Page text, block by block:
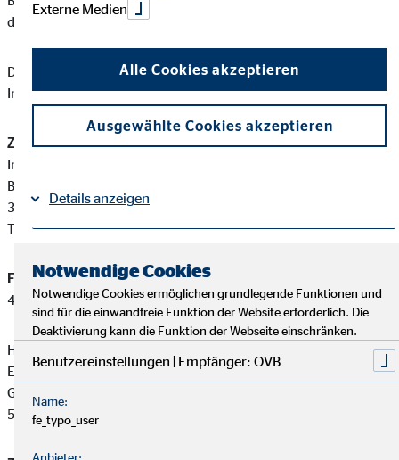
d GewO, §§ 59 - 68 VVG, VersVermV
Diese berufsrechtlichen Regelungen können Sie auf folgender
Internetseite einsehen:www.gesetze-im-internet.de
Zuständige Erlaubnisbehörde:
Industrie- und Handelskammer Braunschweig
Brabandtstraße 11
38100 Braunschweig
Tel: +49 531 4715-0
Finanzanlagenvermittler-Registernummer:
40
Hans-Jörg Rummler ist ein Finanzanlagenvermittler mit
Erlaubnispflicht nach § 34 f Abs. 1 Satz 1 Nummer 1 und 2
GewO, eingetragen in das Vermittlerregister gemäß § 34 f Abs.
5 GewO.
Externe Medien
Alle Cookies akzeptieren
Ausgewählte Cookies akzeptieren
Details anzeigen
Notwendige Cookies
Notwendige Cookies ermöglichen grundlegende Funktionen und
sind für die einwandfreie Funktion der Website erforderlich. Die
Deaktivierung kann die Funktion der Webseite einschränken.
Benutzereinstellungen | Empfänger: OVB
Name:
fe_typo_user
Anbieter: